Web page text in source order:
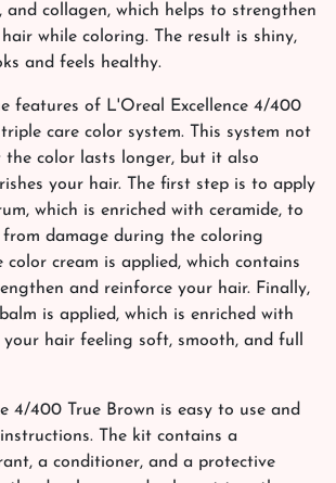
and collagen, which helps to strengthen
while coloring. The result is shiny,
and feels healthy.
features of L'Oreal Excellence 4/400
triple care color system. This system not
the color lasts longer, but it also
your hair. The first step is to apply
which is enriched with ceramide, to
damage during the coloring
color cream is applied, which contains
and reinforce your hair. Finally,
is applied, which is enriched with
hair feeling soft, smooth, and full
4/400 True Brown is easy to use and
The kit contains a
a conditioner, and a protective